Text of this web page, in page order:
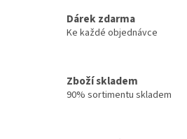
y
s
Dárek zdarma
Ke každé objednávce
Zboží skladem
90% sortimentu skladem